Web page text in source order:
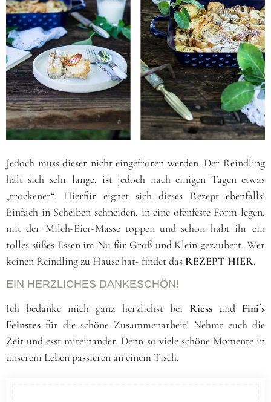
Jedoch muss dieser nicht eingefroren werden. Der Reindling
hält sich sehr lange, ist jedoch nach einigen Tagen etwas
„trockener“. Hierfür eignet sich dieses Rezept ebenfalls!
Einfach in Scheiben schneiden, in eine ofenfeste Form legen,
mit der Milch-Eier-Masse toppen und schon habt ihr ein
tolles süßes Essen im Nu für Groß und Klein gezaubert. Wer
keinen Reindling zu Hause hat- findet das REZEPT HIER.
EIN HERZLICHES DANKESCHÖN!
Ich bedanke mich ganz herzlichst bei Riessund Fini´s
Feinstes für die schöne Zusammenarbeit! Nehmt euch die
Zeit und esst miteinander. Denn so viele schöne Momente in
unserem Leben passieren an einem Tisch.